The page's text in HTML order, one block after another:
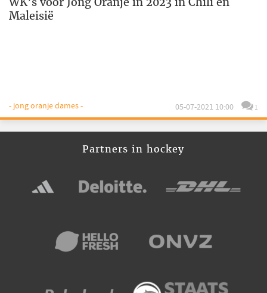
Maleisië
- jong oranje dames - 05-07-2021 10:00 1
Partners in hockey